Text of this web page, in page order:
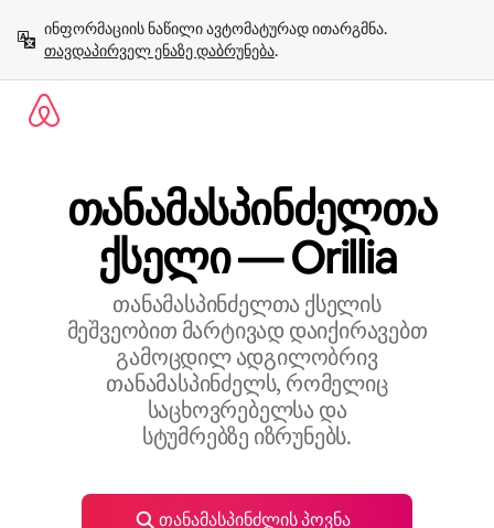
გადასვლა
თავდაპირველ ენაზე დაბრუნება.
თანამასპინძელთა
ქსელი — Orillia
თანამასპინძელთა ქსელის
მეშვეობით მარტივად დაიქირავებთ
გამოცდილ ადგილობრივ
თანამასპინძელს, რომელიც
საცხოვრებელსა და
სტუმრებზე იზრუნებს.
თანამასპინძლის პოვნა